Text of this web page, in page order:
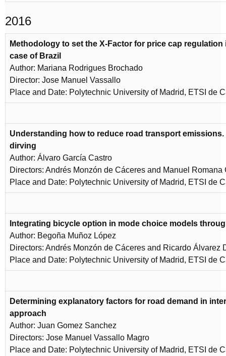
2016
Methodology to set the X-Factor for price cap
case of Brazil
Author: Mariana Rodrigues Brochado
Director: Jose Manuel Vassallo
Place and Date: Polytechnic University of Madrid, ETSI de
Understanding how to reduce road transport
dirving
Author: Álvaro García Castro
Directors: Andrés Monzón de Cáceres and Manuel Romana
Place and Date: Polytechnic University of Madrid, ETSI de
Integrating bicycle option in mode choice models
Author: Begoña Muñoz López
Directors: Andrés Monzón de Cáceres and Ricardo Álvarez
Place and Date: Polytechnic University of Madrid, ETSI de
Determining explanatory factors for road demand in
approach
Author: Juan Gomez Sanchez
Directors: Jose Manuel Vassallo Magro
Place and Date: Polytechnic University of Madrid, ETSI de